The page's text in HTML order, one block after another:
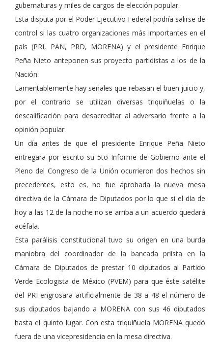
gubernaturas y miles de cargos de elección popular.
Esta disputa por el Poder Ejecutivo Federal podría salirse de
control si las cuatro organizaciones más importantes en el
país (PRI, PAN, PRD, MORENA) y el presidente Enrique
Peña Nieto anteponen sus proyecto partidistas a los de la
Nación.
Lamentablemente hay señales que rebasan el buen juicio y,
por el contrario se utilizan diversas triquiñuelas o la
descalificación para desacreditar al adversario frente a la
opinión popular.
Un día antes de que el presidente Enrique Peña Nieto
entregara por escrito su 5to Informe de Gobierno ante el
Pleno del Congreso de la Unión ocurrieron dos hechos sin
precedentes, esto es, no fue aprobada la nueva mesa
directiva de la Cámara de Diputados por lo que si el día de
hoy a las 12 de la noche no se arriba a un acuerdo quedará
acéfala.
Esta parálisis constitucional tuvo su origen en una burda
maniobra del coordinador de la bancada priísta en la
Cámara de Diputados de prestar 10 diputados al Partido
Verde Ecologista de México (PVEM) para que éste satélite
del PRI engrosara artificialmente de 38 a 48 el número de
sus diputados bajando a MORENA con sus 46 diputados
hasta el quinto lugar. Con esta triquiñuela MORENA quedó
fuera de una vicepresidencia en la mesa directiva.